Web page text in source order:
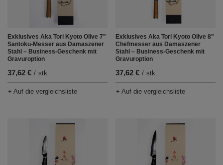
Exklusives Aka Tori Kyoto Olive 7"
Santoku-Messer aus Damaszener
Stahl – Business-Geschenk mit
Gravuroption
37,62 € / stk.
+ Auf die vergleichsliste
Exklusives Aka Tori Kyoto Olive 8"
Chefmesser aus Damaszener
Stahl – Business-Geschenk mit
Gravuroption
37,62 € / stk.
+ Auf die vergleichsliste